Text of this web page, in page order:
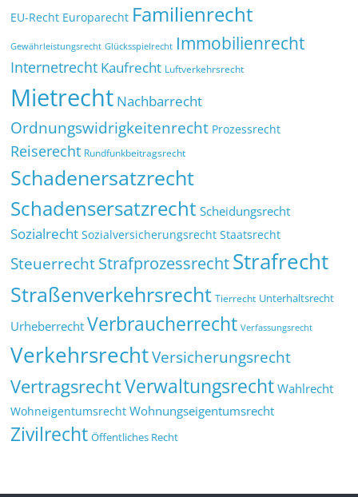
EU-Recht Europarecht Familienrecht
Gewährleistungsrecht Glücksspielrecht Immobilienrecht
Internetrecht Kaufrecht Luftverkehrsrecht
Mietrecht Nachbarrecht
Ordnungswidrigkeitenrecht Prozessrecht
Reiserecht Rundfunkbeitragsrecht
Schadenersatzrecht
Schadensersatzrecht Scheidungsrecht
Sozialrecht Sozialversicherungsrecht Staatsrecht
SteuerrechtStrafprozessrechtStrafrecht
Straßenverkehrsrecht Tierrecht Unterhaltsrecht
Urheberrecht Verbraucherrecht Verfassungsrecht
VerkehrsrechtVersicherungsrecht
VertragsrechtVerwaltungsrecht Wahlrecht
Wohneigentumsrecht Wohnungseigentumsrecht
Zivilrecht Öffentliches Recht